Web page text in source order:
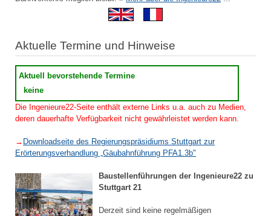
Aktuelle Termine und Hinweise
Aktuell bevorstehende Termine
keine
Die Ingenieure22-Seite enthält externe Links u.a. auch zu Medien,
deren dauerhafte Verfügbarkeit nicht gewährleistet werden kann.
→ Downloadseite des Regierungspräsidiums Stuttgart zur
Erörterungsverhandlung „Gäubahnführung PFA1.3b"
Baustellenführungen der Ingenieure22 zu
Stuttgart 21
Derzeit sind keine regelmäßigen